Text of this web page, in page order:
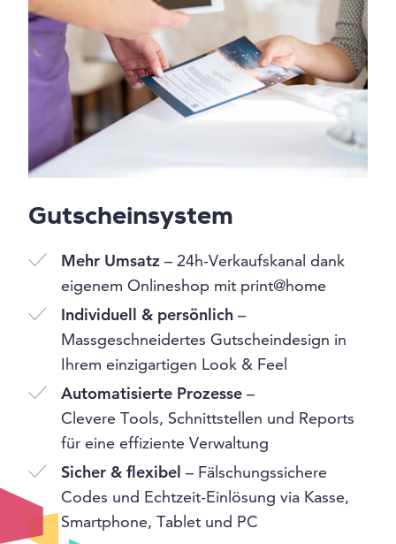
Gutscheinsystem
Mehr Umsatz – 24h-Verkaufskanal dank
eigenem Onlineshop mit print@home
Individuell & persönlich –
Massgeschneidertes Gutscheindesign in
Ihrem einzigartigen Look & Feel
Automatisierte Prozesse –
Clevere Tools, Schnittstellen und Reports
für eine effiziente Verwaltung
Sicher & flexibel – Fälschungssichere
Codes und Echtzeit-Einlösung via Kasse,
Smartphone, Tablet und PC